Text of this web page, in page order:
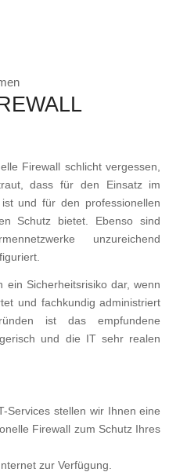
Firewall schlicht vergessen,
dass für den Einsatz im
und für den professionellen
Schutz bietet. Ebenso sind
unzureichend
ein Sicherheitsrisiko dar, wenn
und fachkundig administriert
ist das empfundene
und die IT sehr realen
Services stellen wir Ihneneine
Firewall zum Schutz Ihres
zur Verfügung.